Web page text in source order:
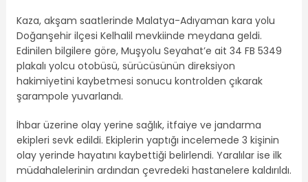
Kaza, akşam saatlerinde Malatya-Adıyaman kara yolu
Doğanşehir ilçesi Kelhalil mevkiinde meydana geldi.
Edinilen bilgilere göre, Muşyolu Seyahat’e ait 34 FB 5349
plakalı yolcu otobüsü, sürücüsünün direksiyon
hakimiyetini kaybetmesi sonucu kontrolden çıkarak
şarampole yuvarlandı.
İhbar üzerine olay yerine sağlık, itfaiye ve jandarma
ekipleri sevk edildi. Ekiplerin yaptığı incelemede 3 kişinin
olay yerinde hayatını kaybettiği belirlendi. Yaralılar ise ilk
müdahalelerinin ardından çevredeki hastanelere kaldırıldı.